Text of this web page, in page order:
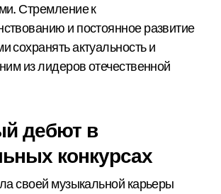
Стремление к
и постоянное развитие
сохранять актуальность и
из лидеров отечественной
дебют в
конкурсах
своей музыкальной карьеры